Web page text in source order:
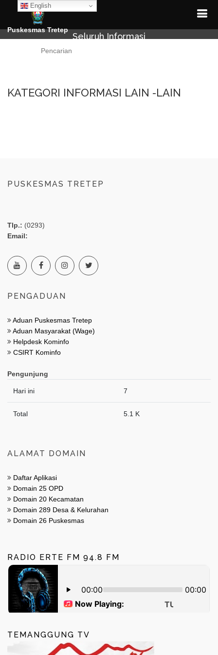
English
Puskesmas Tretep
Seluruh Informasi
KATEGORI INFORMASI LAIN -LAIN
PUSKESMAS TRETEP
Tlp.: (0293)
Email:
PENGADUAN
Aduan Puskesmas Tretep
Aduan Masyarakat (Wage)
Helpdesk Kominfo
CSIRT Kominfo
Pengunjung
Hari ini 7
Total 5.1 K
ALAMAT DOMAIN
Daftar Aplikasi
Domain 25 OPD
Domain 20 Kecamatan
Domain 289 Desa & Kelurahan
Domain 26 Puskesmas
RADIO ERTE FM 94.8 FM
TEMANGGUNG TV